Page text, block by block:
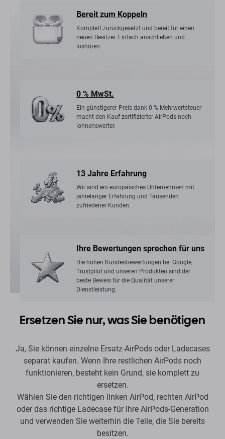
Bereit zum Koppeln
Komplett zurückgesetzt und bereit für einen
neuen Besitzer. Einfach anschließen und
loshören.
0 % MwSt.
Ein günstigerer Preis dank 0 % Mehrwertsteuer
macht den Kauf zertifizierter AirPods noch
lohnenswerter.
13 Jahre Erfahrung
Wir sind ein europäisches Unternehmen mit
jahrelanger Erfahrung und Tausenden
zufriedener Kunden.
Ihre Bewertungen sprechen für uns
Die hohen Kundenbewertungen bei Google,
Trustpilot und unseren Produkten sind der
beste Beweis für die Qualität unserer
Dienstleistung.
Ersetzen Sie nur, was Sie benötigen
Ja, Sie können einzelne Ersatz-AirPods oder Ladecases
separat kaufen. Wenn Ihre restlichen AirPods noch
funktionieren, besteht kein Grund, sie komplett zu
ersetzen.
Wählen Sie den richtigen linken AirPod, rechten AirPod
oder das richtige Ladecase für Ihre AirPods-Generation
und verwenden Sie weiterhin die Teile, die Sie bereits
besitzen.